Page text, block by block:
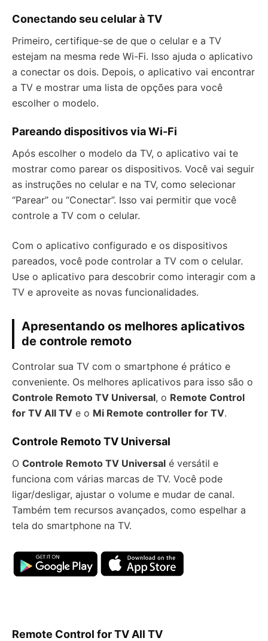
Conectando seu celular à TV
Primeiro, certifique-se de que o celular e a TV
estejam na mesma rede Wi-Fi. Isso ajuda o aplicativo
a conectar os dois. Depois, o aplicativo vai encontrar
a TV e mostrar uma lista de opções para você
escolher o modelo.
Pareando dispositivos via Wi-Fi
Após escolher o modelo da TV, o aplicativo vai te
mostrar como parear os dispositivos. Você vai seguir
as instruções no celular e na TV, como selecionar
“Parear” ou “Conectar”. Isso vai permitir que você
controle a TV com o celular.
Com o aplicativo configurado e os dispositivos
pareados, você pode controlar a TV com o celular.
Use o aplicativo para descobrir como interagir com a
TV e aproveite as novas funcionalidades.
Apresentando os melhores aplicativos
de controle remoto
Controlar sua TV com o smartphone é prático e
conveniente. Os melhores aplicativos para isso são o
Controle Remoto TV Universal, o Remote Control
for TV All TV e o Mi Remote controller for TV.
Controle Remoto TV Universal
O Controle Remoto TV Universal é versátil e
funciona com várias marcas de TV. Você pode
ligar/desligar, ajustar o volume e mudar de canal.
Também tem recursos avançados, como espelhar a
tela do smartphone na TV.
Remote Control for TV All TV